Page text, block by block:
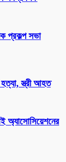
প্রকল্প সভা
স্ত্রী আহত
অ্যাসোসিয়েশনের